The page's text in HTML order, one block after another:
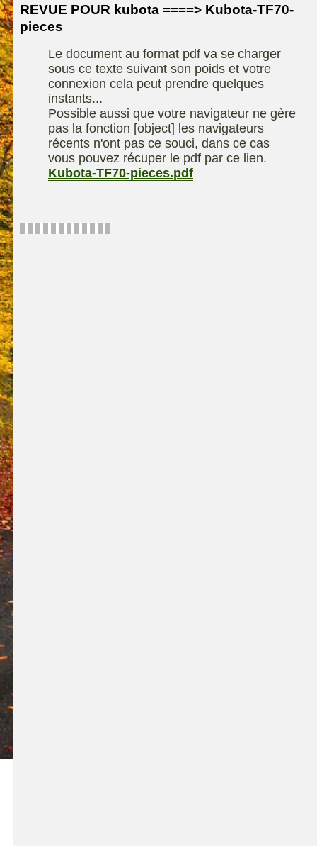
Information sur
contact
Motobineuse ou
Technique de
compostage
Robomow
chevalet
Remorque
REVUE POUR kubota ====> Kubota-TF70-
pieces
Le document au format pdf va se charger
sous ce texte suivant son poids et votre
connexion cela peut prendre quelques
instants...
Possible aussi que votre navigateur ne gère
pas la fonction [object] les navigateurs
récents n'ont pas ce souci, dans ce cas
vous pouvez récuper le pdf par ce lien.
Kubota-TF70-pieces.pdf